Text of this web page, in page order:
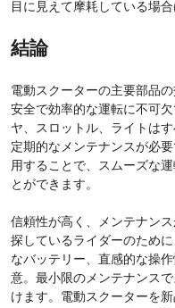
目に見えて摩耗している場
結論
電動スクーターの主要部品
安全で効率的な運転に不可
ヤ、スロットル、ライトは
定期的なメンテナンスが必
用することで、スムーズな
とができます。
信頼性が高く、メンテナン
探しているライダーのため
なバッテリー、直感的な操
意。最小限のメンテナンス
けます。電動スクーターを